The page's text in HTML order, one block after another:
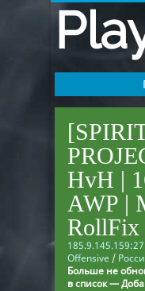
HvH |
AWP |
RollFix
Offensive /
Больше не
в список —